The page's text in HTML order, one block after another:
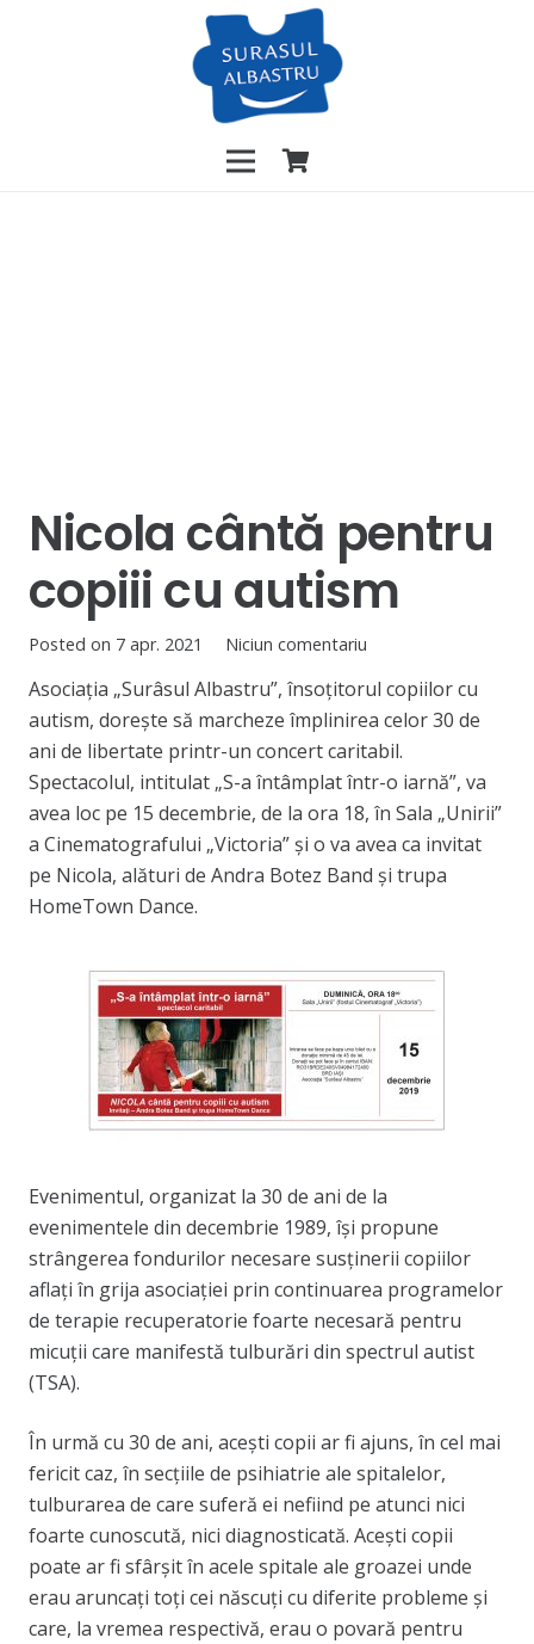
Nicola cântă pentru
copiii cu autism
Posted on 7 apr. 2021 Niciun comentariu
Asociaţia „Surâsul Albastru”, însoţitorul copiilor cu
autism, doreşte să marcheze împlinirea celor 30 de
ani de libertate printr-un concert caritabil.
Spectacolul, intitulat „S-a întâmplat într-o iarnă”, va
avea loc pe 15 decembrie, de la ora 18, în Sala „Unirii”
a Cinematografului „Victoria” și o va avea ca invitat
pe Nicola, alături de Andra Botez Band și trupa
HomeTown Dance.
Evenimentul, organizat la 30 de ani de la
evenimentele din decembrie 1989, își propune
strângerea fondurilor necesare susținerii copiilor
aflați în grija asociației prin continuarea programelor
de terapie recuperatorie foarte necesară pentru
micuții care manifestă tulburări din spectrul autist
(TSA).
În urmă cu 30 de ani, aceşti copii ar fi ajuns, în cel mai
fericit caz, în secţiile de psihiatrie ale spitalelor,
tulburarea de care suferă ei nefiind pe atunci nici
foarte cunoscută, nici diagnosticată. Aceşti copii
poate ar fi sfârşit în acele spitale ale groazei unde
erau aruncaţi toţi cei născuţi cu diferite probleme şi
care, la vremea respectivă, erau o povară pentru